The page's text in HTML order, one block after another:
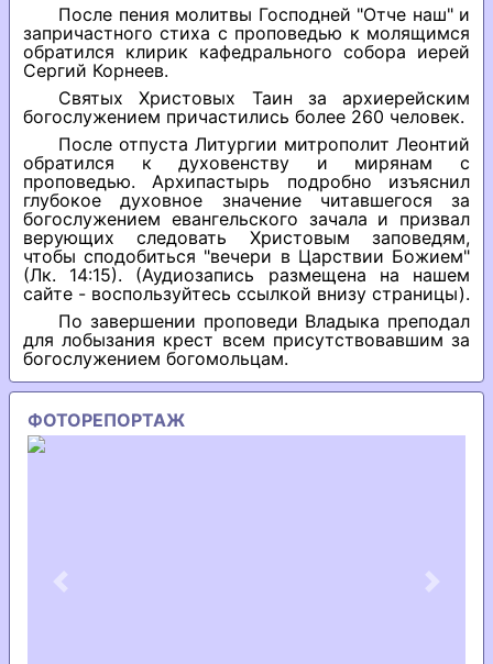
После пения молитвы Господней "Отче наш" и
запричастного стиха с проповедью к молящимся
обратился клирик кафедрального собора иерей
Сергий Корнеев.
Святых Христовых Таин за архиерейским
богослужением причастились более 260 человек.
После отпуста Литургии митрополит Леонтий
обратился к духовенству и мирянам с
проповедью. Архипастырь подробно изъяснил
глубокое духовное значение читавшегося за
богослужением евангельского зачала и призвал
верующих следовать Христовым заповедям,
чтобы сподобиться "вечери в Царствии Божием"
(Лк. 14:15). (Аудиозапись размещена на нашем
сайте - воспользуйтесь ссылкой внизу страницы).
По завершении проповеди Владыка преподал
для лобызания крест всем присутствовавшим за
богослужением богомольцам.
ФОТОРЕПОРТАЖ
Previous Next